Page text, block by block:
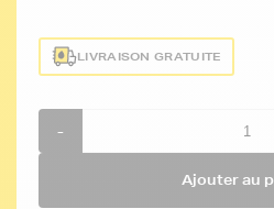
LIVRAISON GRATUITE
-
Ajouter au